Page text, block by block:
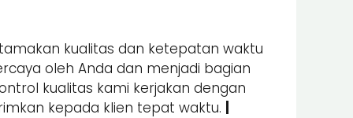
kualitas dan ketepatan waktu
oleh Anda dan menjadi bagian
kualitas kami kerjakan dengan
kepada klien tepat waktu.